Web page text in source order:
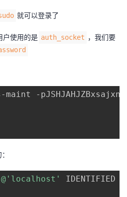
就可以登录了
户使用的是 auth_socket ，我们要
-pJSHJAHJZBxsajxns
@'localhost' IDENTIFIED